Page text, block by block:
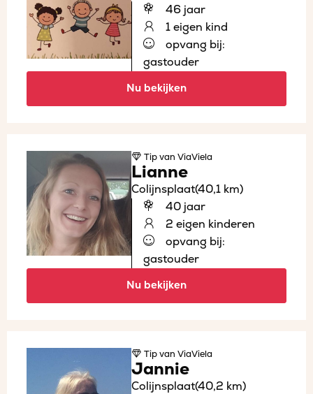
46 jaar
1 eigen kind
opvang bij:
gastouder
Nu bekijken
Tipvan ViaViela
Lianne
Colijnsplaat(40,1 km)
40 jaar
2 eigen kinderen
opvang bij:
gastouder
Nu bekijken
Tipvan ViaViela
Jannie
Colijnsplaat(40,2 km)